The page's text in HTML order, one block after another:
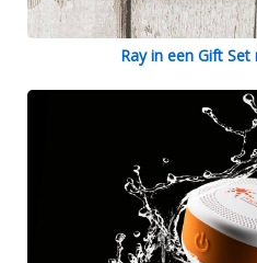
Ray in een Gift